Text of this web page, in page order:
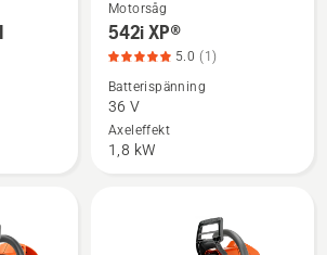
Se
mer
information
om
542i
XP®,
Motorsåg
542i XP®
5.0 (1)
Batterispänning
36 V
Axeleffekt
1,8 kW